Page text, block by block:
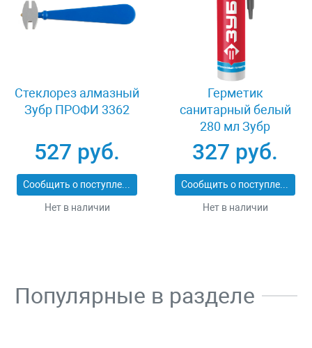
Стеклорез алмазный
Зубр ПРОФИ 3362
527 руб.
Сообщить о поступлении
Нет в наличии
Герметик
санитарный белый
280 мл Зубр
ЭКСПЕРТ 41235-0
327 руб.
Сообщить о поступлении
Нет в наличии
Популярные в разделе